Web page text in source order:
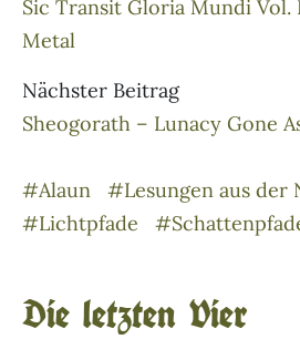
Sic Transit Gloria Mundi Vol.
Metal
Nächster Beitrag
Sheogorath – Lunacy Gone
#Alaun
#Lesungen aus der
#Lichtpfade
Die letzten Vier